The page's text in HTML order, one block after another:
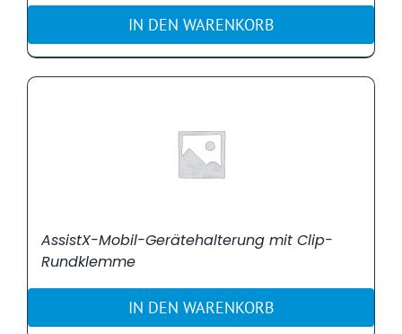
IN DEN WARENKORB
AssistX-Mobil-Gerätehalterung mit Clip-
Rundklemme
IN DEN WARENKORB